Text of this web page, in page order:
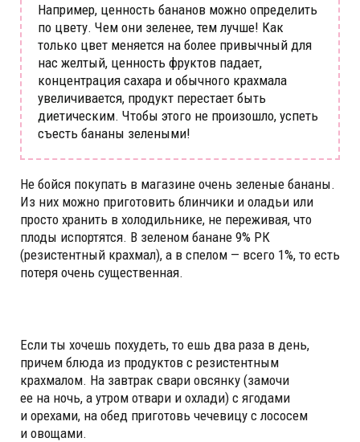
Например, ценность бананов можно определить
по цвету. Чем они зеленее, тем лучше! Как
только цвет меняется на более привычный для
нас желтый, ценность фруктов падает,
концентрация сахара и обычного крахмала
увеличивается, продукт перестает быть
диетическим. Чтобы этого не произошло, успеть
съесть бананы зелеными!
Не бойся покупать в магазине очень зеленые бананы.
Из них можно приготовить блинчики и оладьи или
просто хранить в холодильнике, не переживая, что
плоды испортятся. В зеленом банане 9% РК
(резистентный крахмал), а в спелом — всего 1%, то есть
потеря очень существенная.
Если ты хочешь похудеть, то ешь два раза в день,
причем блюда из продуктов с резистентным
крахмалом. На завтрак свари овсянку (замочи
ее на ночь, а утром отвари и охлади) с ягодами
и орехами, на обед приготовь чечевицу с лососем
и овощами.